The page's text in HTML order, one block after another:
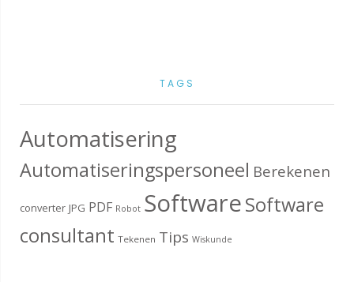
TAGS
Automatisering
Automatiseringspersoneel Berekenen
converter JPG PDF Robot SoftwareSoftware
consultant Tekenen Tips Wiskunde